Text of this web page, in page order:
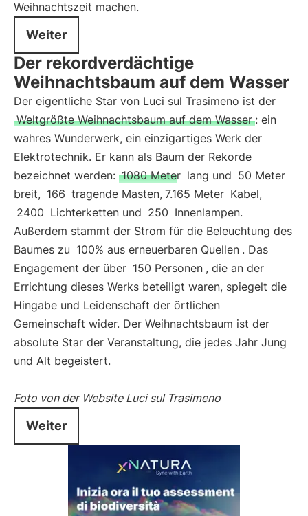
Weihnachtszeit machen.
Weiter
Der rekordverdächtige
Weihnachtsbaum auf dem Wasser
Der eigentliche Star von Luci sul Trasimeno ist der
Weltgrößte Weihnachtsbaum auf dem Wasser : ein
wahres Wunderwerk, ein einzigartiges Werk der
Elektrotechnik. Er kann als Baum der Rekorde
bezeichnet werden: 1080 Meter lang und 50 Meter
breit, 166 tragende Masten, 7.165 Meter Kabel,
2400 Lichterketten und 250 Innenlampen.
Außerdem stammt der Strom für die Beleuchtung des
Baumes zu 100% aus erneuerbaren Quellen . Das
Engagement der über 150 Personen , die an der
Errichtung dieses Werks beteiligt waren, spiegelt die
Hingabe und Leidenschaft der örtlichen
Gemeinschaft wider. Der Weihnachtsbaum ist der
absolute Star der Veranstaltung, die jedes Jahr Jung
und Alt begeistert.
Foto von der Website Luci sul Trasimeno
Weiter